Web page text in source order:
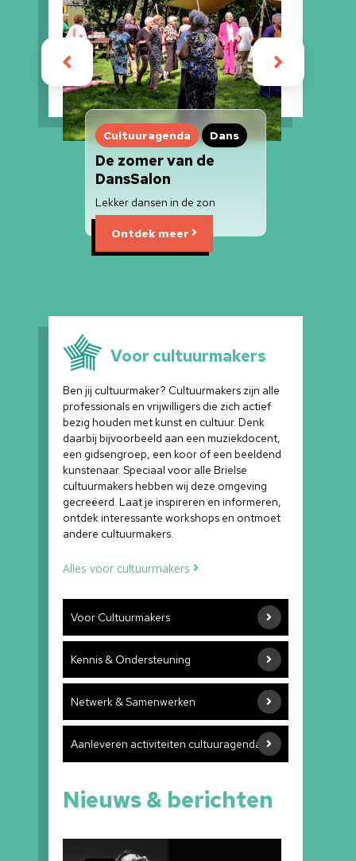
Cultuuragenda Dans
De zomer van de
DansSalon
Lekker dansen in de zon
Ontdek meer
Voor cultuurmakers
Ben jij cultuurmaker? Cultuurmakers zijn alle
professionals en vrijwilligers die zich actief
bezig houden met kunst en cultuur. Denk
daarbij bijvoorbeeld aan een muziekdocent,
een gidsengroep, een koor of een beeldend
kunstenaar. Speciaal voor alle Brielse
cultuurmakers hebben wij deze omgeving
gecreëerd. Laat je inspireren en informeren,
ontdek interessante workshops en ontmoet
andere cultuurmakers.
Alles voor cultuurmakers
Voor Cultuurmakers
Kennis & Ondersteuning
Netwerk & Samenwerken
Aanleveren activiteiten cultuuragenda
Nieuws & berichten